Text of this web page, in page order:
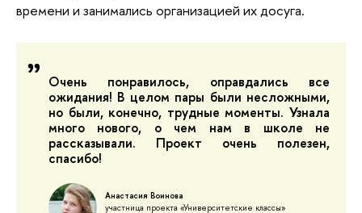
времени и занимались организацией их досуга.
Очень понравилось, оправдались все
ожидания! В целом пары были несложными,
но были, конечно, трудные моменты. Узнала
много нового, о чем нам в школе не
рассказывали. Проект очень полезен,
спасибо!
Анастасия Воинова
участница проекта «Университетские классы»